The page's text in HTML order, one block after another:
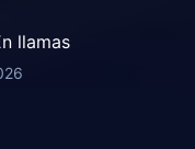
llamas